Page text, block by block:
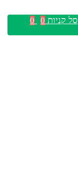
סל קניות 0
0